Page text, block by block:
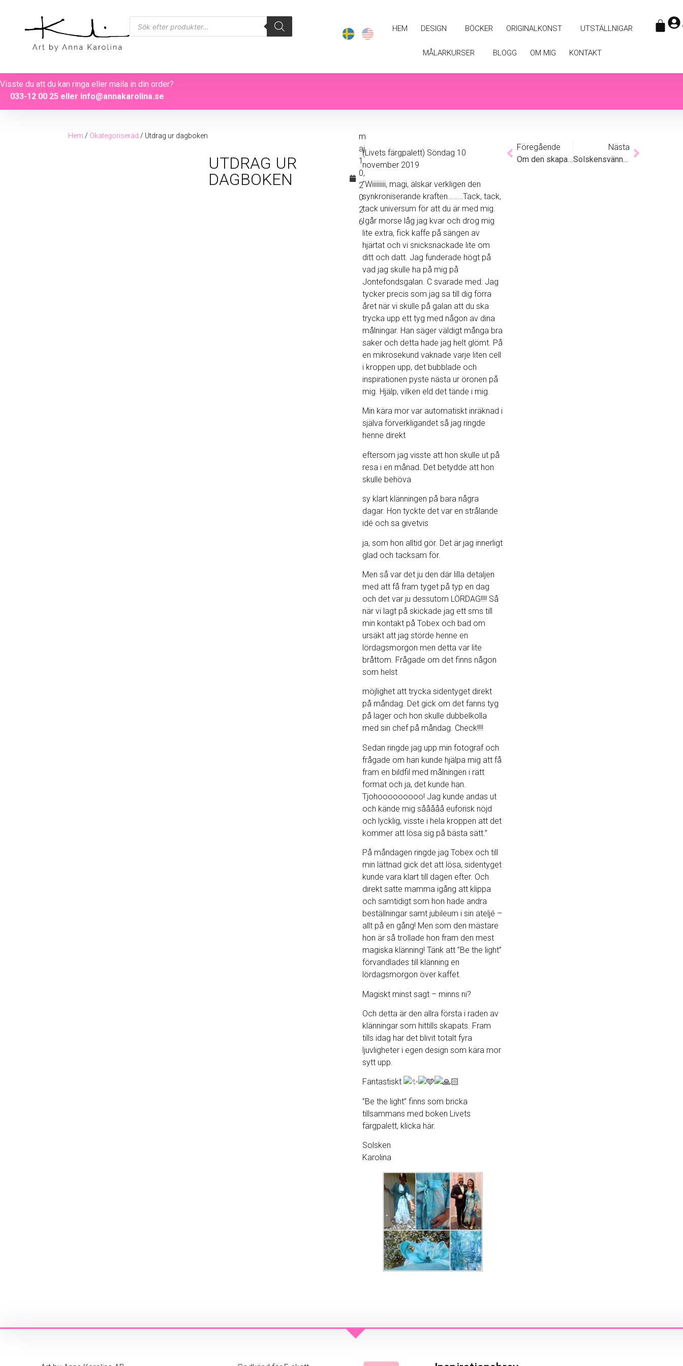
HEM DESIGN BÖCKER ORIGINALKONST UTSTÄLLNIGAR
MÅLARKURSER BLOGG OM MIG KONTAKT
Visste du att du kan ringa eller maila in din order?
033-12 00 25eller info@annakarolina.se
Hem / Okategoriserad / Utdrag ur dagboken
UTDRAG UR
DAGBOKEN
m
aj
1
0,
2
0
2
6
(Livets färgpalett) Söndag 10
november 2019
”Wiiiiiiiii, magi, älskar verkligen den
synkroniserande kraften………Tack, tack,
tack universum för att du är med mig.
Igår morse låg jag kvar och drog mig
lite extra, fick kaffe på sängen av
hjärtat och vi snicksnackade lite om
ditt och datt. Jag funderade högt på
vad jag skulle ha på mig på
Jontefondsgalan. C svarade med: Jag
tycker precis som jag sa till dig förra
året när vi skulle på galan att du ska
trycka upp ett tyg med någon av dina
målningar. Han säger väldigt många bra
saker och detta hade jag helt glömt. På
en mikrosekund vaknade varje liten cell
i kroppen upp, det bubblade och
inspirationen pyste nästa ur öronen på
mig. Hjälp, vilken eld det tände i mig.
Min kära mor var automatiskt inräknad i
själva förverkligandet så jag ringde
henne direkt
eftersom jag visste att hon skulle ut på
resa i en månad. Det betydde att hon
skulle behöva
sy klart klänningen på bara några
dagar. Hon tyckte det var en strålande
idé och sa givetvis
ja, som hon alltid gör. Det är jag innerligt
glad och tacksam för.
Men så var det ju den där lilla detaljen
med att få fram tyget på typ en dag
och det var ju dessutom LÖRDAG!!!! Så
när vi lagt på skickade jag ett sms till
min kontakt på Tobex och bad om
ursäkt att jag störde henne en
lördagsmorgon men detta var lite
bråttom. Frågade om det finns någon
som helst
möjlighet att trycka sidentyget direkt
på måndag. Det gick om det fanns tyg
på lager och hon skulle dubbelkolla
med sin chef på måndag. Check!!!!
Sedan ringde jag upp min fotograf och
frågade om han kunde hjälpa mig att få
fram en bildfil med målningen i rätt
format och ja, det kunde han.
Tjohooooooooo! Jag kunde andas ut
och kände mig sååååå euforisk nöjd
och lycklig, visste i hela kroppen att det
kommer att lösa sig på bästa sätt.”
På måndagen ringde jag Tobex och till
min lättnad gick det att lösa, sidentyget
kunde vara klart till dagen efter. Och
direkt satte mamma igång att klippa
och samtidigt som hon hade andra
beställningar samt jubileum i sin ateljé –
allt på en gång! Men som den mästare
hon är så trollade hon fram den mest
magiska klänning! Tänk att ”Be the light”
förvandlades till klänning en
lördagsmorgon över kaffet.
Magiskt minst sagt – minns ni?
Och detta är den allra första i raden av
klänningar som hittills skapats. Fram
tills idag har det blivit totalt fyra
ljuvligheter i egen design som kära mor
sytt upp.
Fantastiskt
”Be the light” finns som bricka
tillsammans med boken Livets
färgpalett, klicka här.
Solsken
Karolina
Föregående
Om den skapande dansen
Nästa
Solskensvänner